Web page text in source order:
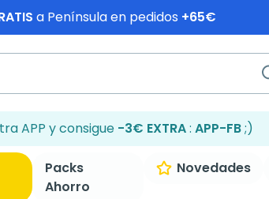
a Península en pedidos +65€
APP y consigue -3€ EXTRA: APP-FB;)
Packs
Ahorro
Novedades